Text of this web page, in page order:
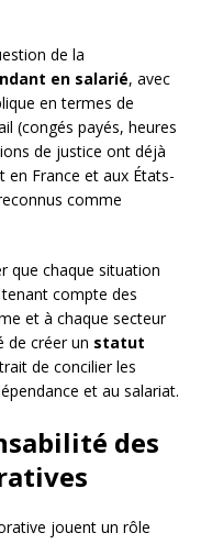
de la
en salarié, avec
en termes de
(congés payés, heures
de justice ont déjà
en France et aux États-
comme
que chaque situation
compte des
et à chaque secteur
de créer un statut
de concilier les
et au salariat.
des
jouent un rôle